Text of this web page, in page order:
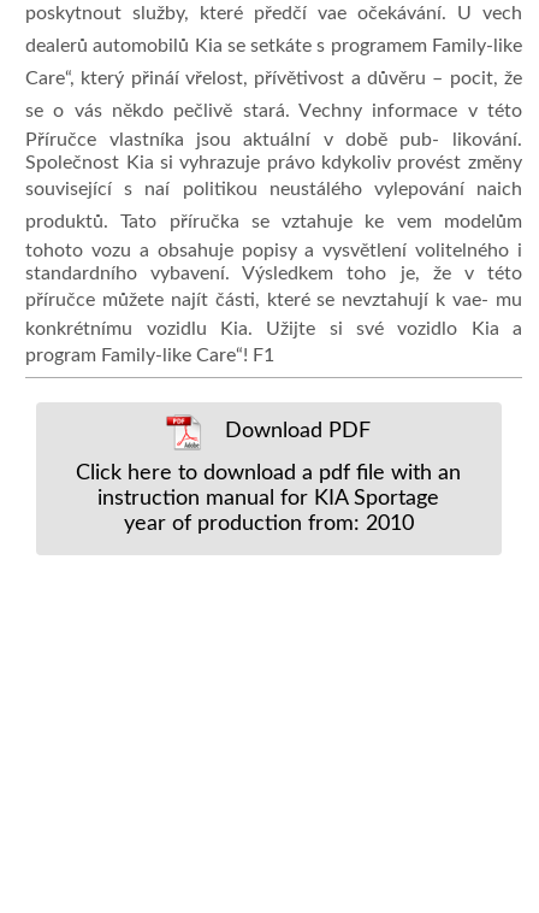
poskytnout služby, které předčí vae očekávání. U vech
dealerů automobilů Kia se setkáte s programem Family-like
Care“, který přináí vřelost, přívětivost a důvěru – pocit, že
se o vás někdo pečlivě stará. Vechny informace v této
Příručce vlastníka jsou aktuální v době pub- likování.
Společnost Kia si vyhrazuje právo kdykoliv provést změny
související s naí politikou neustálého vylepování naich
produktů. Tato příručka se vztahuje ke vem modelům
tohoto vozu a obsahuje popisy a vysvětlení volitelného i
standardního vybavení. Výsledkem toho je, že v této
příručce můžete najít části, které se nevztahují k vae- mu
konkrétnímu vozidlu Kia. Užijte si své vozidlo Kia a
program Family-like Care“! F1
Download PDF
Click here to download a pdf file with an
instruction manual for KIA Sportage
year of production from: 2010